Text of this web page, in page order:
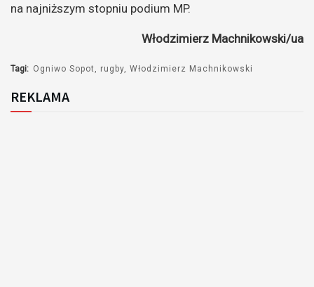
na najniższym stopniu podium MP.
Włodzimierz Machnikowski/ua
Tagi: Ogniwo Sopot rugby Włodzimierz Machnikowski
REKLAMA